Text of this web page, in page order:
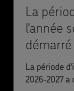
La
l’année
démarré
La période
2026-2027 a